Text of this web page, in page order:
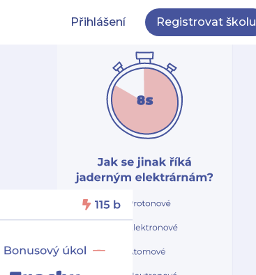
Přihlášení Registrovat školu